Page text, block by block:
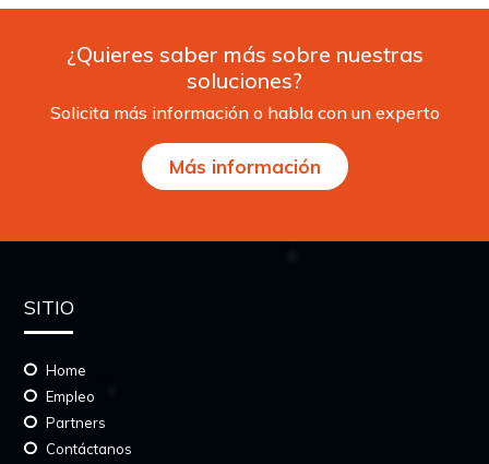
¿Quieres saber más sobre nuestras
soluciones?
Solicita más información o habla con un experto
Más información
SITIO
Home
Empleo
Partners
Contáctanos